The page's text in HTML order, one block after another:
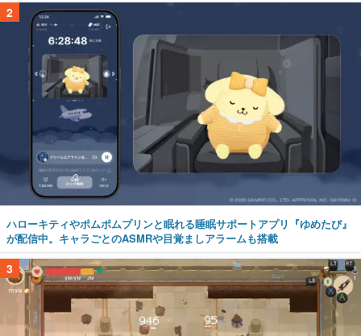
2
ハローキティやポムポムプリンと眠れる睡眠サポートアプリ『ゆめたび』
が配信中。キャラごとのASMRや目覚ましアラームも搭載
3